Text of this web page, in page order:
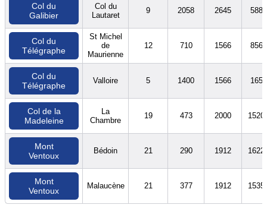
Col du
Galibier
Col du
Lautaret
9 2058 2645 588
Col du
Télégraphe
St Michel
de
Maurienne
12 710 1566 856
Col du
Télégraphe
Valloire 5 1400 1566 165
Col de la
Madeleine
La
Chambre
19 473 2000 1520
Mont
Ventoux
Bédoin 21 290 1912 1622
Mont
Ventoux
Malaucène 21 377 1912 1535